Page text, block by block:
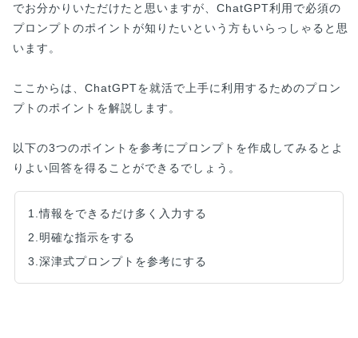
でお分かりいただけたと思いますが、ChatGPT利用で必須の
プロンプトのポイントが知りたいという方もいらっしゃると思
います。
ここからは、ChatGPTを就活で上手に利用するためのプロン
プトのポイントを解説します。
以下の3つのポイントを参考にプロンプトを作成してみるとよ
りよい回答を得ることができるでしょう。
1.情報をできるだけ多く入力する
2.明確な指示をする
3.深津式プロンプトを参考にする